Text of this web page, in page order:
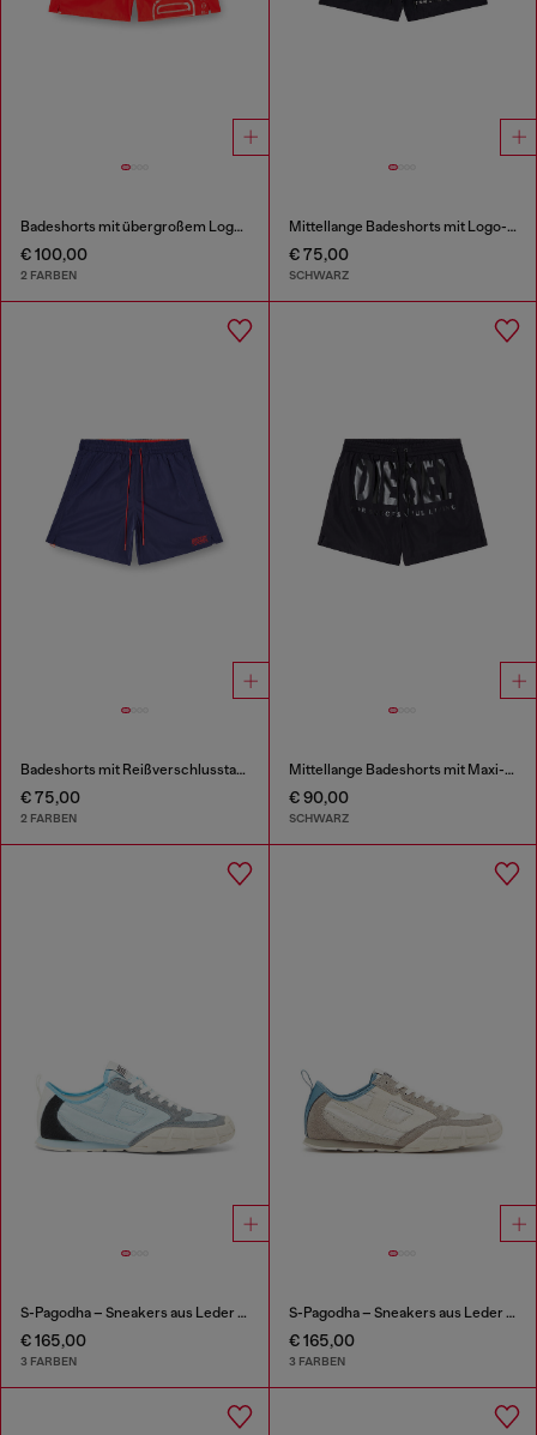
Badeshorts mit übergroßem Logoprint
€ 100,00
2 FARBEN
Mittellange Badeshorts mit Logo-Print
€ 75,00
SCHWARZ
Badeshorts mit Reißverschlusstasche
€ 75,00
2 FARBEN
Mittellange Badeshorts mit Maxi-Logo
€ 90,00
SCHWARZ
S-Pagodha – Sneakers aus Leder und Nylon
€ 165,00
3 FARBEN
S-Pagodha – Sneakers aus Leder und Nylon
€ 165,00
3 FARBEN